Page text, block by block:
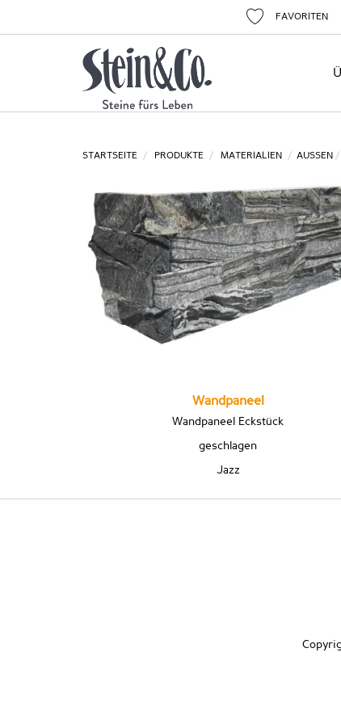
FAVORITEN
STARTSEITE PRODUKTE MATERIALIEN AUSSEN
Wandpaneel
Wandpaneel Eckstück
geschlagen
Jazz